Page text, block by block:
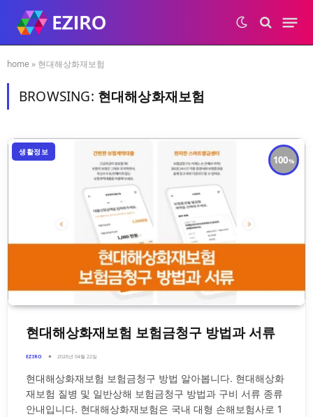
home » 현대해상화재보험
BROWSING: 현대해상화재보험
100
생활정보
현대해상화재보험 보험금청구 방법과 서류
EZIRO 2026년 04월 22일
현대해상화재보험 보험금청구 방법 알아봅니다. 현대해상화
재보험 질병 및 일반상해 보험금청구 방법과 구비 서류 종류
안내입니다. 현대해상화재보험은 국내 대형 손해보험사로 1